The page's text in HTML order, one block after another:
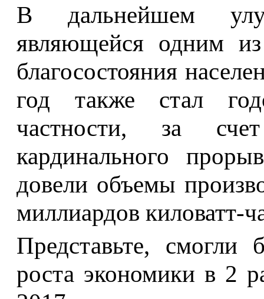
В дальнейшем
являющейся одним
благосостояния
год также стал
частности, за
кардинального
довели объемы
миллиардов киловатт-
Представьте,
роста экономики в 2